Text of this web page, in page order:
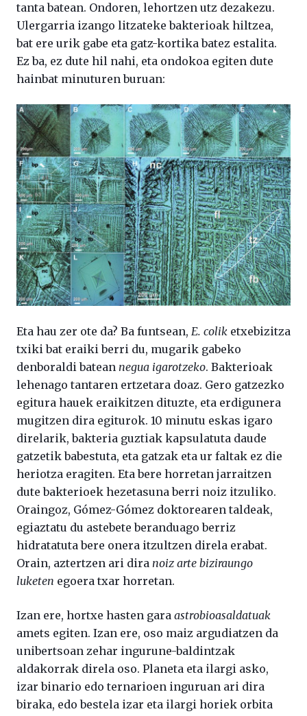
tanta batean. Ondoren, lehortzen utz dezakezu.
Ulergarria izango litzateke bakterioak hiltzea,
bat ere urik gabe eta gatz-kortika batez estalita.
Ez ba, ez dute hil nahi, eta ondokoa egiten dute
hainbat minuturen buruan:
Eta hau zer ote da? Ba funtsean, E. colik etxebizitza
txiki bat eraiki berri du, mugarik gabeko
denboraldi batean negua igarotzeko. Bakterioak
lehenago tantaren ertzetara doaz. Gero gatzezko
egitura hauek eraikitzen dituzte, eta erdigunera
mugitzen dira egiturok. 10 minutu eskas igaro
direlarik, bakteria guztiak kapsulatuta daude
gatzetik babestuta, eta gatzak eta ur faltak ez die
heriotza eragiten. Eta bere horretan jarraitzen
dute bakterioek hezetasuna berri noiz itzuliko.
Oraingoz, Gómez-Gómez doktorearen taldeak,
egiaztatu du astebete beranduago berriz
hidratatuta bere onera itzultzen direla erabat.
Orain, aztertzen ari dira noiz arte biziraungo
luketen egoera txar horretan.
Izan ere, hortxe hasten gara astrobioasaldatuak
amets egiten. Izan ere, oso maiz argudiatzen da
unibertsoan zehar ingurune-baldintzak
aldakorrak direla oso. Planeta eta ilargi asko,
izar binario edo ternarioen inguruan ari dira
biraka, edo bestela izar eta ilargi horiek orbita